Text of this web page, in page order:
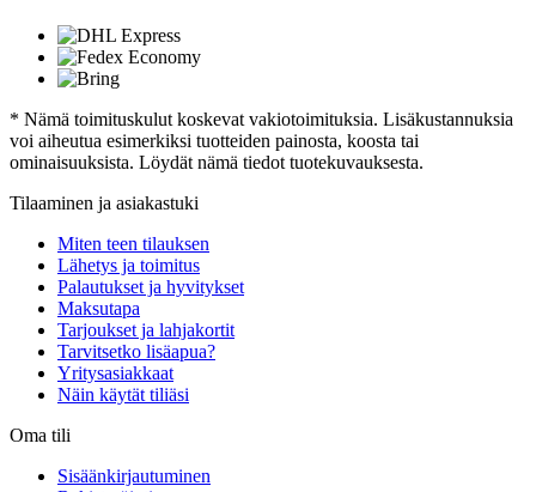
* Nämä toimituskulut koskevat vakiotoimituksia. Lisäkustannuksia
voi aiheutua esimerkiksi tuotteiden painosta, koosta tai
ominaisuuksista. Löydät nämä tiedot tuotekuvauksesta.
Tilaaminen ja asiakastuki
Miten teen tilauksen
Lähetys ja toimitus
Palautukset ja hyvitykset
Maksutapa
Tarjoukset ja lahjakortit
Tarvitsetko lisäapua?
Yritysasiakkaat
Näin käytät tiliäsi
Oma tili
Sisäänkirjautuminen